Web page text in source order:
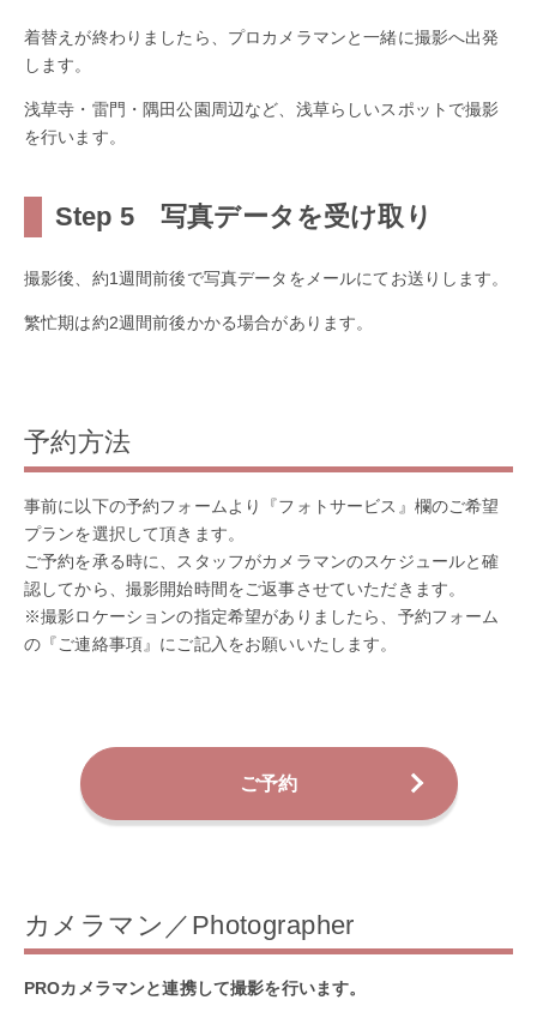
着替えが終わりましたら、プロカメラマンと一緒に撮影へ出発
します。
浅草寺・雷門・隅田公園周辺など、浅草らしいスポットで撮影
を行います。
Step 5 写真データを受け取り
撮影後、約1週間前後で写真データをメールにてお送りします。
繁忙期は約2週間前後かかる場合があります。
予約方法
事前に以下の予約フォームより『フォトサービス』欄のご希望
プランを選択して頂きます。
ご予約を承る時に、スタッフがカメラマンのスケジュールと確
認してから、撮影開始時間をご返事させていただきます。
※撮影ロケーションの指定希望がありましたら、予約フォーム
の『ご連絡事項』にご記入をお願いいたします。
ご予約
カメラマン／Photographer
PROカメラマンと連携して撮影を行います。